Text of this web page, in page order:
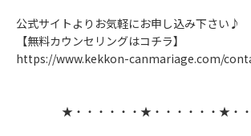
公式サイトよりお気軽にお申し込み下さい♪
【無料カウンセリングはコチラ】
https://www.kekkon-canmariage.com/
★・・・・・・★・・・・・・★・